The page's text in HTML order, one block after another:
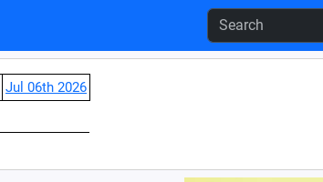
Jul 06th 2026